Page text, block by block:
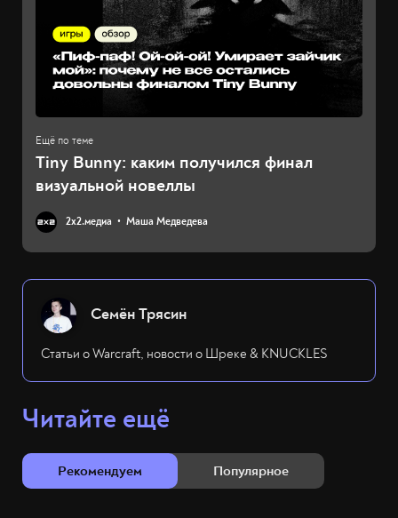
Tiny Bunny: каким получился финал
визуальной новеллы
2х2.медиа Маша Медведева
Семён Трясин
Статьи о Warcraft, новости о Шреке & KNUCKLES
Читайте ещё
Рекомендуем Популярное